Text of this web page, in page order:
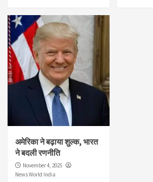
अमेरिका ने बढ़ाया शुल्क, भारत
ने बदली रणनीति
November 4, 2025
News World India